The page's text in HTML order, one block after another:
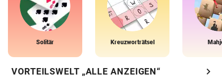
Solitär Kreuzworträtsel
VORTEILSWELT „ALLE ANZEIGEN“ chevron_right